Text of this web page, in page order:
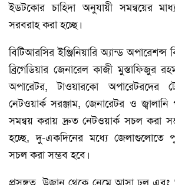
ইডটকোর চাহিদা অনুযায়ী সমন্বয়ের
সরবরাহ করা হচ্ছে।
বিটিআরসির ইঞ্জিনিয়ারি অ্যান্ড অপারেশন্স
ব্রিগেডিয়ার জেনারেল কাজী মুস্তাফিজুর
অপারেটর, টাওয়ারকো অপারেটরদের
নেটওয়ার্ক সরঞ্জাম, জেনারেটর ও জ্বালানি
সমন্বয় করায় দ্রুত নেটওয়ার্ক সচল করা
হচ্ছে, দু-একদিনের মধ্যে জেলাগুলোতে
সচল করা সম্ভব হবে।